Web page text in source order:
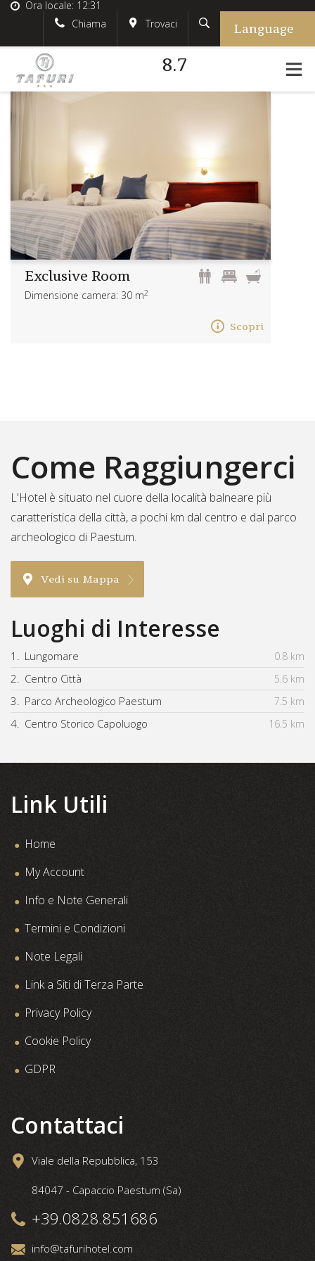
tafurihotel
+39.348.5618233
#tafurihotel
info@tafurihotel.com
Cerca
German
France
Italian
Ora locale: 12:31
Chiama
Trovaci Language
8.7
Exclusive Room
Dimensione camera: 30 m2
Scopri
Come Raggiungerci
L'Hotel è situato nel cuore della località balneare più
caratteristica della città, a pochi km dal centro e dal parco
archeologico di Paestum.
Vedi su Mappa
Luoghi di Interesse
1. Lungomare 0.8 km
2. Centro Città 5.6 km
3. Parco Archeologico Paestum 7.5 km
4. Centro Storico Capoluogo 16.5 km
Link Utili
Home
My Account
Info e Note Generali
Termini e Condizioni
Note Legali
Link a Siti di Terza Parte
Privacy Policy
Cookie Policy
GDPR
Contattaci
Viale della Repubblica, 153
84047 - Capaccio Paestum (Sa)
+39.0828.851686
info@tafurihotel.com